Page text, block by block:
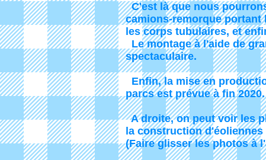
C'est là que nous
camions-remorque portant
les corps tubulaires, et
Le montage à l'aide de
spectaculaire.
Enfin, la mise en
parcs est prévue à fin 2020.
A droite, on peut voir les
la construction
(Faire glisser les photos à